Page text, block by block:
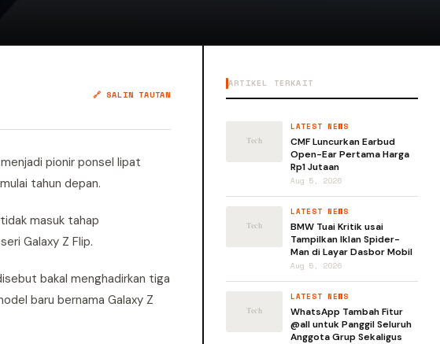
🔗 SALIN TAUTAN
pionir ponsel lipat
tahun depan.
masuk tahap
Galaxy Z Flip.
bakal menghadirkan tiga
baru bernama Galaxy Z
ARTIKEL TERKAIT
LATEST NEWS
CMF Luncurkan Earbud
Open-Ear Pertama Harga
Rp1 Jutaan
Aug 5, 2026
LATEST NEWS
BMW Tuai Kritik usai
Tampilkan Iklan Spider-
Man di Layar Dasbor Mobil
Aug 5, 2026
LATEST NEWS
WhatsApp Tambah Fitur
@all untuk Panggil Seluruh
Anggota Grup Sekaligus